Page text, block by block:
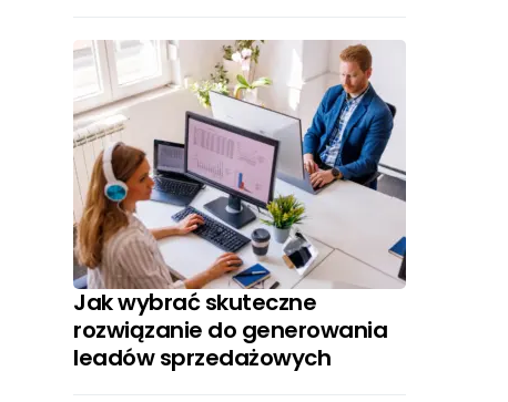
Jak wybrać skuteczne
rozwiązanie do generowania
leadów sprzedażowych